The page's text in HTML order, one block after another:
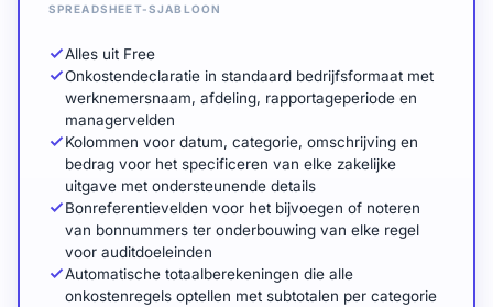
SPREADSHEET-SJABLOON
Alles uit Free
Onkostendeclaratie in standaard bedrijfsformaat met
werknemersnaam, afdeling, rapportageperiode en
managervelden
Kolommen voor datum, categorie, omschrijving en
bedrag voor het specificeren van elke zakelijke
uitgave met ondersteunende details
Bonreferentievelden voor het bijvoegen of noteren
van bonnummers ter onderbouwing van elke regel
voor auditdoeleinden
Automatische totaalberekeningen die alle
onkostenregels optellen met subtotalen per categorie